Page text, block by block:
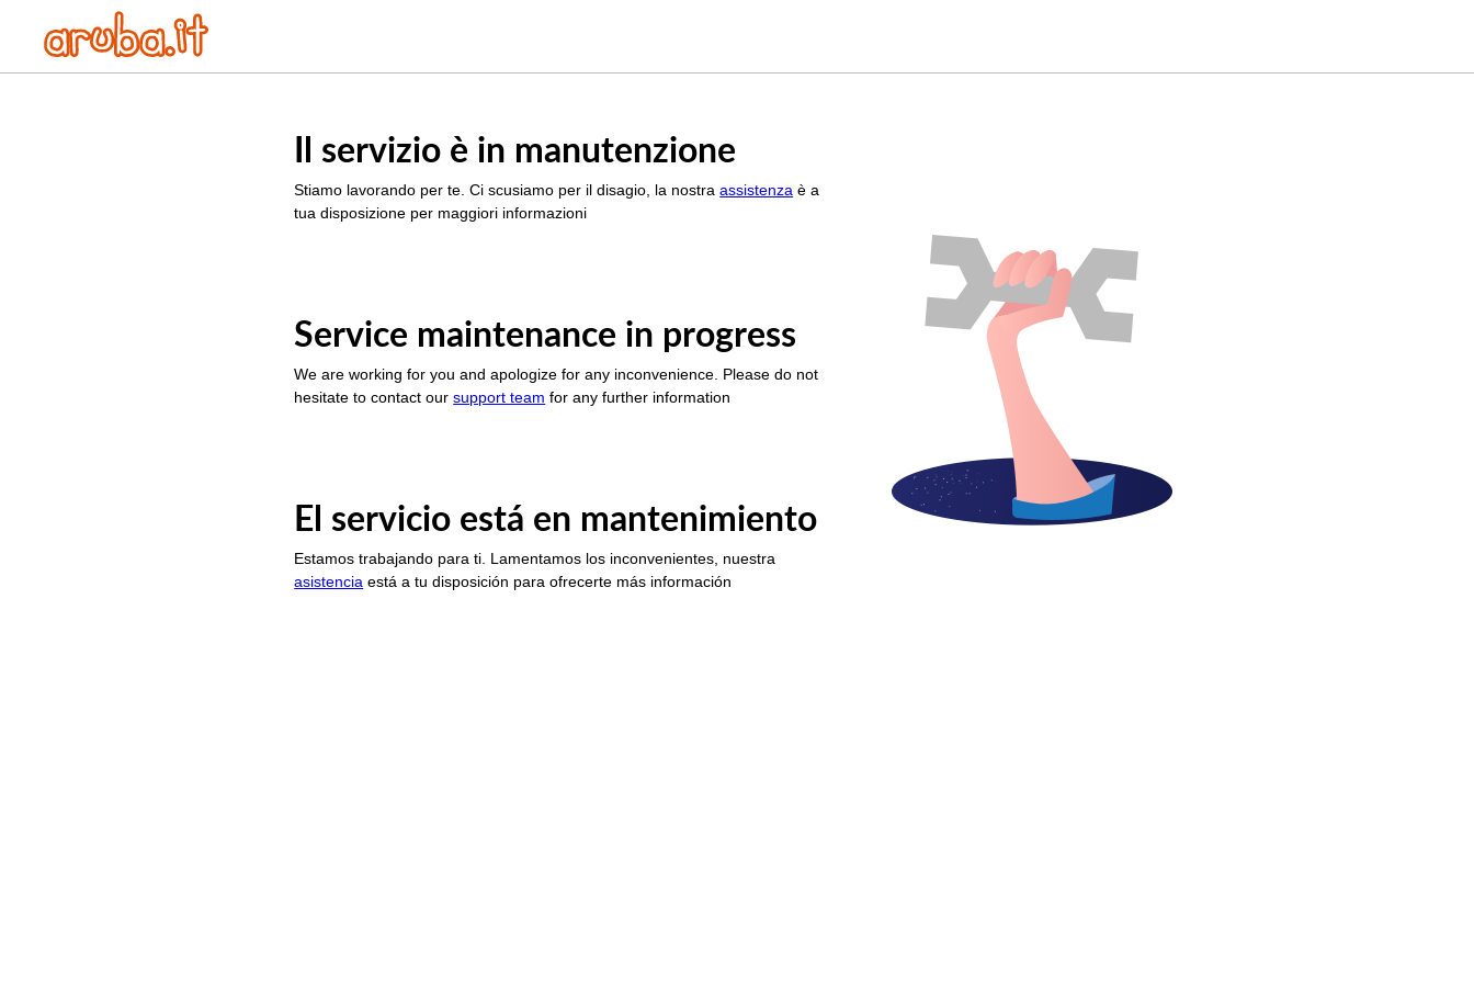
Il servizio è in manutenzione
Stiamo lavorando per te. Ci scusiamo per il disagio, la nostraassistenza è a
tua disposizione per maggiori informazioni
Service maintenance in progress
We are working for you and apologize for any inconvenience. Please do not
hesitate to contact oursupport team for any further information
El servicio está en mantenimiento
Estamos trabajando para ti. Lamentamos los inconvenientes, nuestra
asistencia está a tu disposición para ofrecerte más información